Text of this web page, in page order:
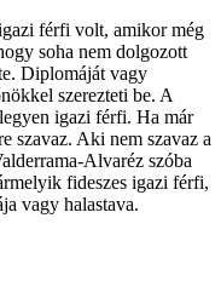
férfi volt, amikor még
soha nem dolgozott
Diplomáját vagy
szerezteti be. A
igazi férfi. Ha már
szavaz. Aki nem szavaz a
Alvaréz szóba
fideszes igazi férfi,
vagy halastava.